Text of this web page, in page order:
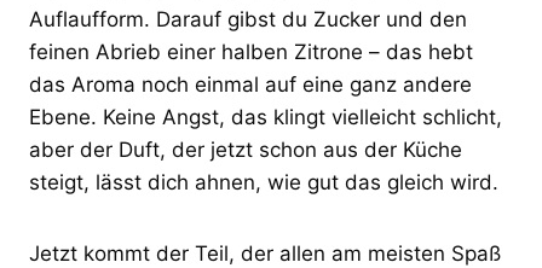
Auflaufform. Darauf gibst du Zucker und den
feinen Abrieb einer halben Zitrone – das hebt
das Aroma noch einmal auf eine ganz andere
Ebene. Keine Angst, das klingt vielleicht schlicht,
aber der Duft, der jetzt schon aus der Küche
steigt, lässt dich ahnen, wie gut das gleich wird.
Jetzt kommt der Teil, der allen am meisten Spaß